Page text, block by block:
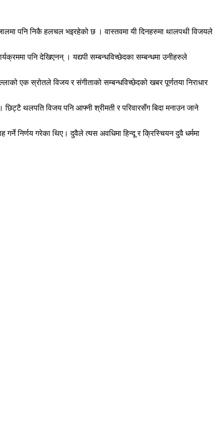
पनि निकै हलचल भइरहेको छ । वास्तवमा यी दिनहरुमा थालपथी विजयले
पनि देखिएनन् । यद्यपी सम्बन्धविच्छेदका सम्बन्धमा उनीहरुले
एक स्रोतले विजय र संगीताको सम्बन्धविच्छेदको खबर पूर्णतया निराधार
थलपति विजय पनि आफ्नी श्रीमती र परिवारसँग बिदा मनाउन जाने
निर्णय गरेका थिए। दुवैले त्यस अवधिमा हिन्दू र क्रिस्चियन दुवै धर्ममा